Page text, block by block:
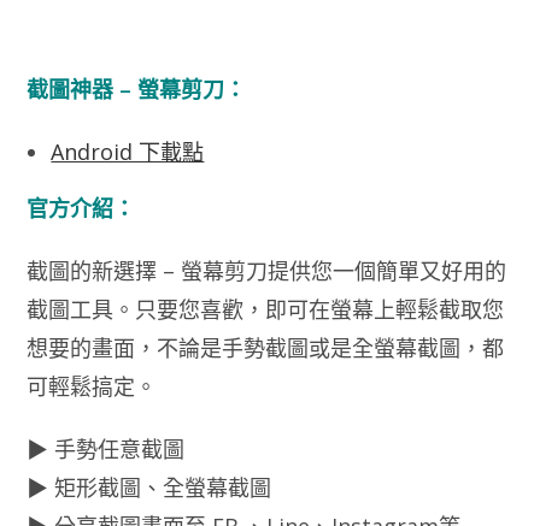
截圖神器 – 螢幕剪刀：
Android 下載點
官方介紹：
截圖的新選擇 – 螢幕剪刀提供您一個簡單又好用的
截圖工具。只要您喜歡，即可在螢幕上輕鬆截取您
想要的畫面，不論是手勢截圖或是全螢幕截圖，都
可輕鬆搞定。
▶ 手勢任意截圖
▶ 矩形截圖、全螢幕截圖